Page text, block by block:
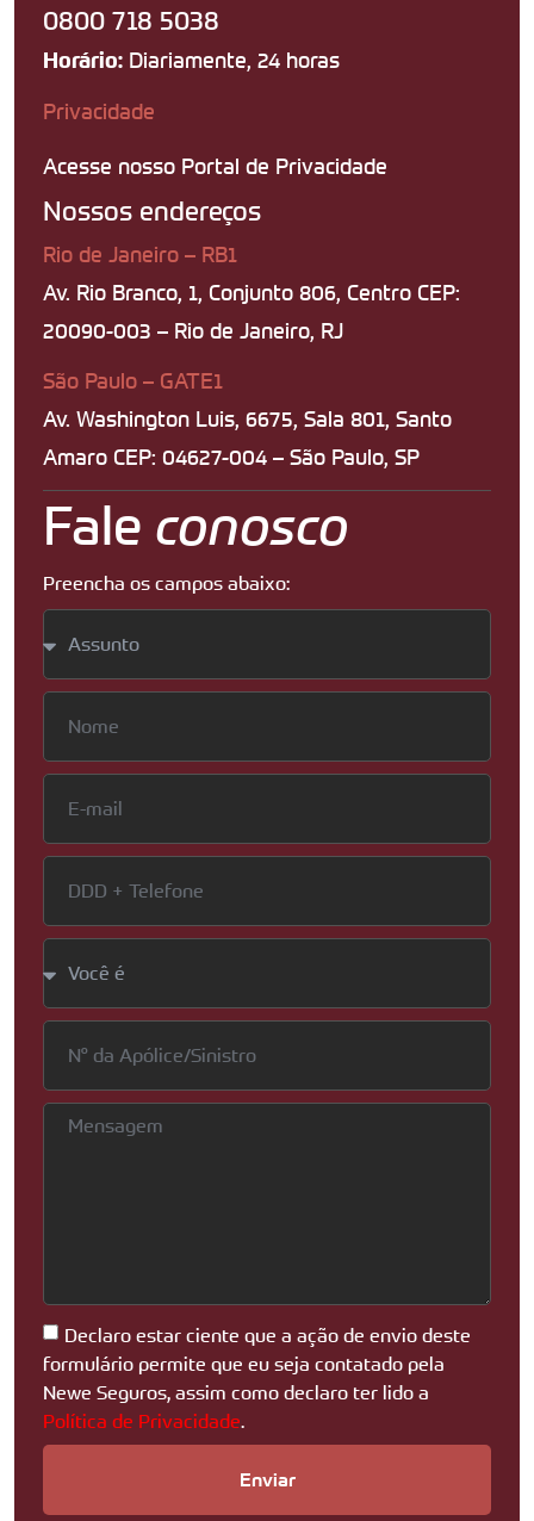
0800 718 5038
Horário: Diariamente, 24 horas
Privacidade
Acesse nosso Portal de Privacidade
Nossos endereços
Rio de Janeiro – RB1
Av. Rio Branco, 1, Conjunto 806, Centro CEP:
20090-003 – Rio de Janeiro, RJ
São Paulo – GATE1
Av. Washington Luis, 6675, Sala 801, Santo
Amaro CEP: 04627-004 – São Paulo, SP
Fale conosco
Preencha os campos abaixo:
Declaro estar ciente que a ação de envio deste
formulário permite que eu seja contatado pela
Newe Seguros, assim como declaro ter lido a
Política de Privacidade.
Enviar